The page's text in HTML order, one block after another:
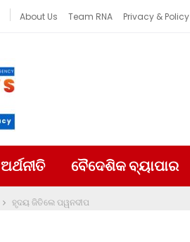
About Us Team RNA Privacy & Policy
ଅର୍ଥନୀତି ବୈଦେଶିକ ବ୍ୟାପାର
ହୃଦୟ ଜିତିଲେ ପୱନଦୀପ